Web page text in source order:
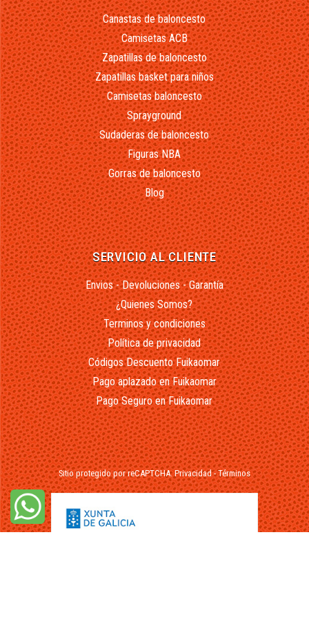
Canastas de baloncesto
Camisetas ACB
Zapatillas de baloncesto
Zapatillas basket para niños
Camisetas baloncesto
Sprayground
Sudaderas de baloncesto
Figuras NBA
Gorras de baloncesto
Blog
SERVICIO AL CLIENTE
Envios - Devoluciones - Garantía
¿Quienes Somos?
Terminos y condiciones
Política de privacidad
Códigos Descuento Fuikaomar
Pago aplazado en Fuikaomar
Pago Seguro en Fuikaomar
Sitio protegido por reCAPTCHA.Privacidad-Términos